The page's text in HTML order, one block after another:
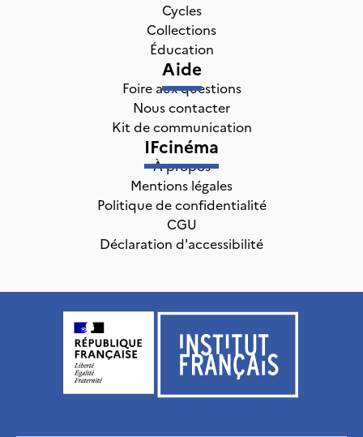
Cycles
Collections
Éducation
Aide
Foire aux questions
Nous contacter
Kit de communication
IFcinéma
À propos
Mentions légales
Politique de confidentialité
CGU
Déclaration d'accessibilité